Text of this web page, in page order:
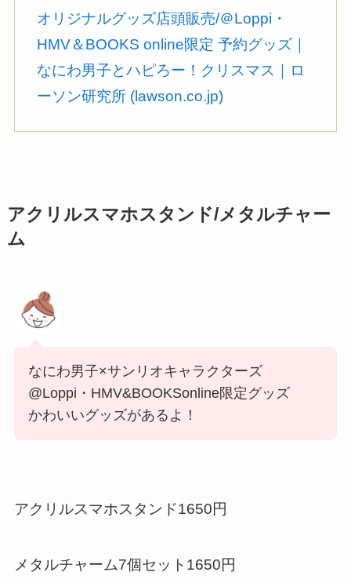
オリジナルグッズ店頭販売/＠Loppi・
HMV＆BOOKS online限定 予約グッズ｜
なにわ男子とハピろー！クリスマス｜ロ
ーソン研究所 (lawson.co.jp)
アクリルスマホスタンド/メタルチャー
ム
なにわ男子×サンリオキャラクターズ
@Loppi・HMV&BOOKSonline限定グッズ
かわいいグッズがあるよ！
アクリルスマホスタンド1650円
メタルチャーム7個セット1650円